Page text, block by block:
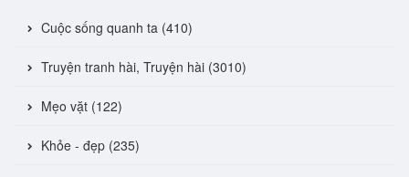
Cuộc sống quanh ta (410)
Truyện tranh hài, Truyện hài (3010)
Mẹo vặt (122)
Khỏe - đẹp (235)